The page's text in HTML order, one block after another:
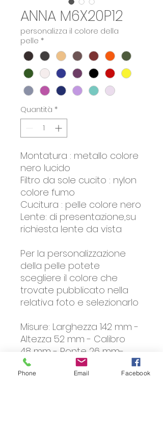
ANNA M6X20P12
personalizza il colore della
pelle *
Quantità *
Montatura : metallo colore
nero lucido
Filtro da sole cucito : nylon
colore fumo
Cucitura : pelle colore nero
Lente: di presentazione,su
richiesta lente da vista
Per la personalizzazione
della pelle potete
scegliere il colore che
trovate pubblicato nella
relativa foto e selezionarlo
Misure: Larghezza 142 mm -
Altezza 52 mm - Calibro
48 mm - Ponte 26 mm-
Lunghezza asta 135 mm.
Phone Email Facebook